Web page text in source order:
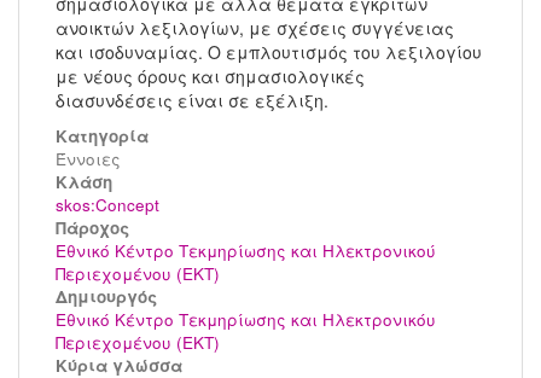
ανοικτών λεξιλογίων, με σχέσεις συγγένειας
και ισοδυναμίας. Ο εμπλουτισμός του λεξιλογίου
με νέους όρους και σημασιολογικές
διασυνδέσεις είναι σε εξέλιξη.
Κατηγορία
Έννοιες
Kλάση
skos:Concept
Πάροχος
Εθνικό Κέντρο Τεκμηρίωσης και Ηλεκτρονικού
Περιεχομένου (ΕΚΤ)
Δημιουργός
Εθνικό Κέντρο Τεκμηρίωσης και Ηλεκτρονικόυ
Περιεχομένου (ΕΚΤ)
Κύρια γλώσσα